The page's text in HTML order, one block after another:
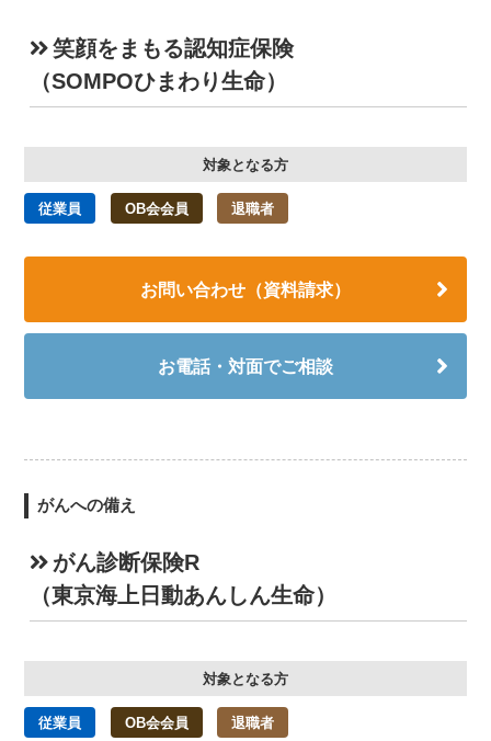
笑顔をまもる認知症保険
（SOMPOひまわり生命）
対象となる方
従業員 OB会会員 退職者
お問い合わせ（資料請求）
お電話・対面でご相談
がんへの備え
がん診断保険R
（東京海上日動あんしん生命）
対象となる方
従業員 OB会会員 退職者